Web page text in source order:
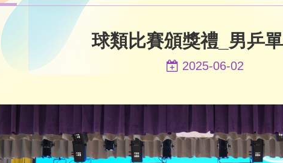
球類比賽頒獎禮_男乒
2025-06-02